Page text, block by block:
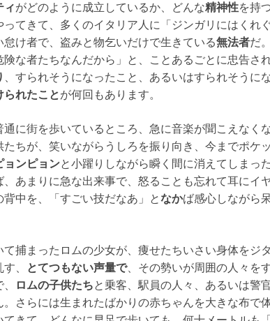
ィがどのように成立しているか、どんな精神性を持
てきて、多くのイタリア人に「ジンガリにはくれ
け者で、盗みと物乞いだけで生きている無法者だ
な者たちなんだから」と、ことあるごとに忠告さ
、すられそうになったこと、あるいはすられそうに
られたことが何回もあります。
に街を歩いているところ、急に音楽が聞こえなく
ちが、笑いながらうしろを振り向き、今までポケ
ョンピョンと小躍りしながら瞬く間に消えてしまっ
あまりに急な出来事で、怒ることも忘れて耳にイ
中を、「すごい技だなあ」となかば感心しながら
捕まったロムの少女が、痩せたちいさい身体をジ
、
とてつもない声量で、その勢いが周囲の人々を
ロムの子供たちと乗客、駅員の人々、あるいは警
。さらには生まれたばかりの赤ちゃんを大きな布で